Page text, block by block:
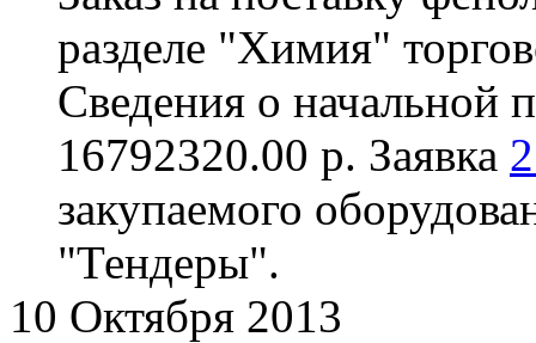
разделе "Химия"
Сведения о начальной
16792320.00 р. Заявка
закупаемого
"Тендеры".
10 Октября 2013